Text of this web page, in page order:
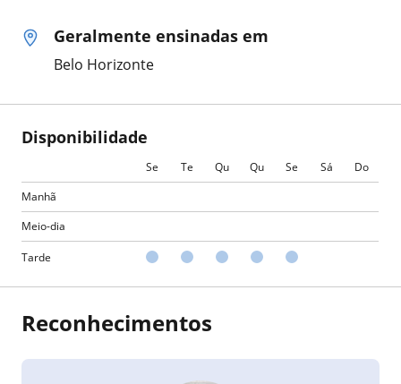
Geralmente ensinadas em
Belo Horizonte
Disponibilidade
Se Te Qu Qu Se Sá
Do
Manhã
Meio-dia
Tarde
Reconhecimentos